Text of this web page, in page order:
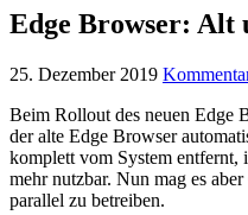
Edge Browser: Alt
25. Dezember 2019
Beim Rollout des neuen Edge
der alte Edge Browser
komplett vom System entfernt,
mehr nutzbar. Nun mag es
parallel zu betreiben.